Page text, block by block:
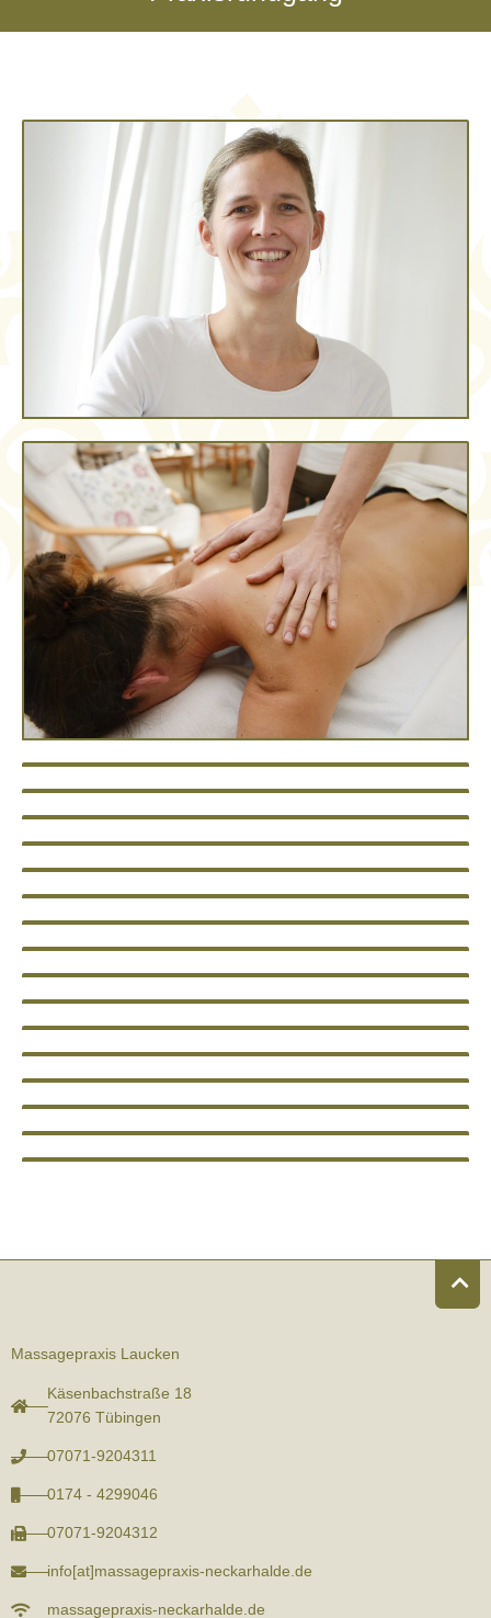
Massagepraxis Laucken
Käsenbachstraße 18
72076 Tübingen
07071-9204311
0174 - 4299046
07071-9204312
info[at]massagepraxis-neckarhalde.de
massagepraxis-neckarhalde.de